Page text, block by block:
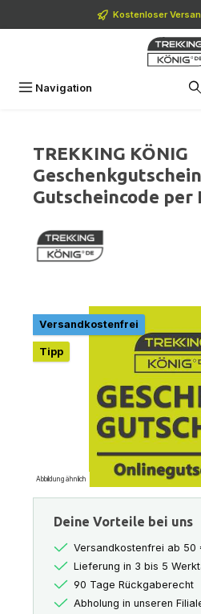
Zum Hauptinhalt springenKostenloser
Navigation
TREKKING KÖNIG
Gutscheincode per
Bildergalerie überspringen
Versandkostenfrei
Tipp
Abbildung ähnlich
Deine Vorteile bei uns
Versandkostenfrei ab 50
Lieferung in 3 bis 5
90 Tage Rückgaberecht
Abholung in unseren